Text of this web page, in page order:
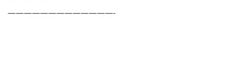
—————————————-